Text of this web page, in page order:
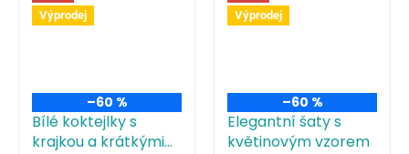
Výprodej
–60 %
Bílé koktejlky s
krajkou a krátkými
Výprodej
–60 %
Elegantní šaty s
květinovým vzorem